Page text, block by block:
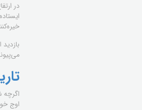
در ارتفاع ۲,۳۰۰ متری از سطح دریا، بر روی دامنه‌های سرسبز و وحشی
اگرچه
اوج